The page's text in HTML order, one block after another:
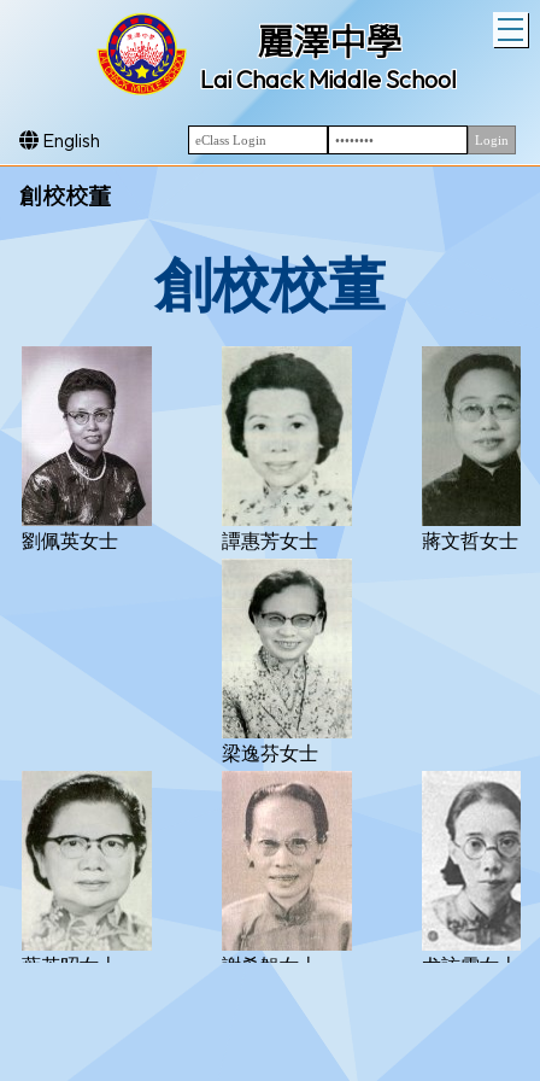
麗澤中學
Lai Chack Middle School
English
創校校董